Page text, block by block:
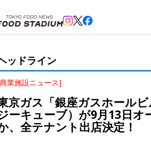
ッドライン
業施設ニュース]
京ガス「銀座ガスホール
ーキューブ）が9月13日
、全テナント出店決定！